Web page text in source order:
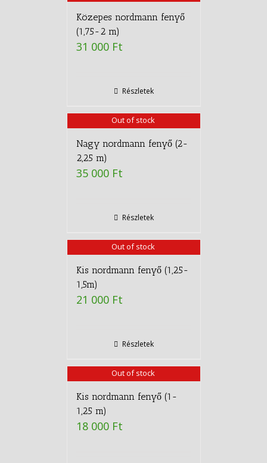
Közepes nordmann fenyő
(1,75-2 m)
31 000 Ft
Részletek
Out of stock
Nagy nordmann fenyő (2-
2,25 m)
35 000 Ft
Részletek
Out of stock
Kis nordmann fenyő (1,25-
1,5m)
21 000 Ft
Részletek
Out of stock
Kis nordmann fenyő (1-
1,25 m)
18 000 Ft